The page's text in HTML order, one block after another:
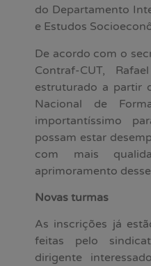
do Departamento
e Estudos
De acordo com o
Contraf-CUT,
estruturado a partir
Nacional de
importantíssimo
possam estar
com mais
aprimoramento
Novas turmas
As inscrições já
feitas pelo
dirigente